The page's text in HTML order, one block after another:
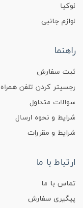
نوکیا
لوازم جانبی
راهنما
ثبت سفارش
رجسیتر کردن تلفن همراه
سوالات متداول
شرایط و نحوه ارسال
شرایط و مقررات
ارتباط با ما
تماس با ما
پیگیری سفارش